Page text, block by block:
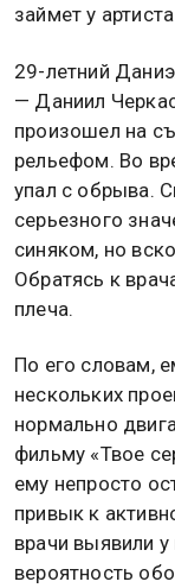
займет у
29-летний
— Даниил
произошел на
рельефом. Во
упал с обрыва.
серьезного
синяком, но
Обратясь к
плеча.
По его словам,
нескольких
нормально
фильму «Твое
ему непросто
привык к
врачи выявили
вероятность